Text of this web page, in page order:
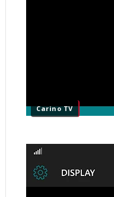
Carino TV